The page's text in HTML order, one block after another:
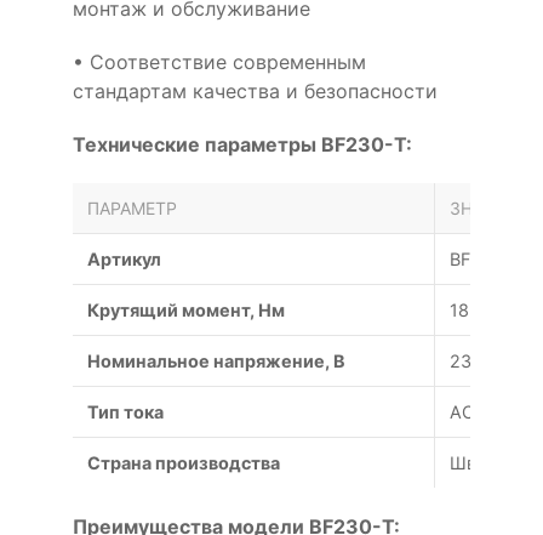
монтаж и обслуживание
• Соответствие современным
стандартам качества и безопасности
Технические параметры BF230-T:
ПАРАМЕТР ЗНАЧЕНИЕ
Артикул BF230-T
Крутящий момент, Нм 18;12
Номинальное напряжение, В 230
Тип тока AC
Страна производства
Преимущества модели BF230-T: